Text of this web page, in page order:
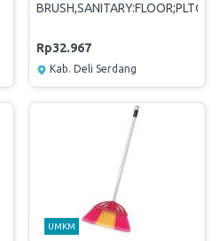
Rp32.967
Kab. Deli Serdang
UMKM